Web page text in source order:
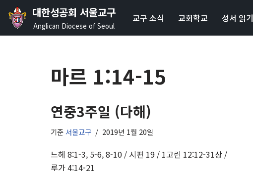
콘
대한성공회 서울교구
Anglican Diocese of Seoul
교구 소식 교회학교 성서 읽기
마르 1:14-15
연중3주일 (다해)
기준 서울교구 2019년 1월 20일
느헤 8:1-3, 5-6, 8-10 / 시편 19 / 1고린 12:12-31상 /
루가 4:14-21